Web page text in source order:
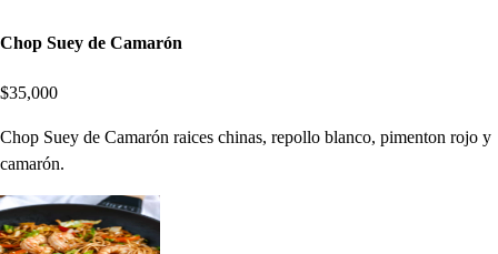
Chop Suey de Camarón
$35,000
Chop Suey de Camarón raices chinas, repollo blanco, pimenton rojo y
camarón.